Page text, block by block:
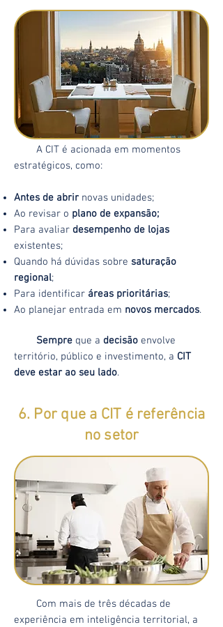
A CIT é acionada em momentos
estratégicos, como:
Antes de abrir novas unidades;
Ao revisar o plano de expansão;
Para avaliar desempenho de lojas
existentes;
Quando há dúvidas sobre saturação
regional;
Para identificar áreas prioritárias;
Ao planejar entrada em novos mercados.
Sempre que a decisão envolve
território, público e investimento, a CIT
deve estar ao seu lado.
6. Por que a CIT é referência
no setor
Com mais de três décadas de
experiência em inteligência territorial, a